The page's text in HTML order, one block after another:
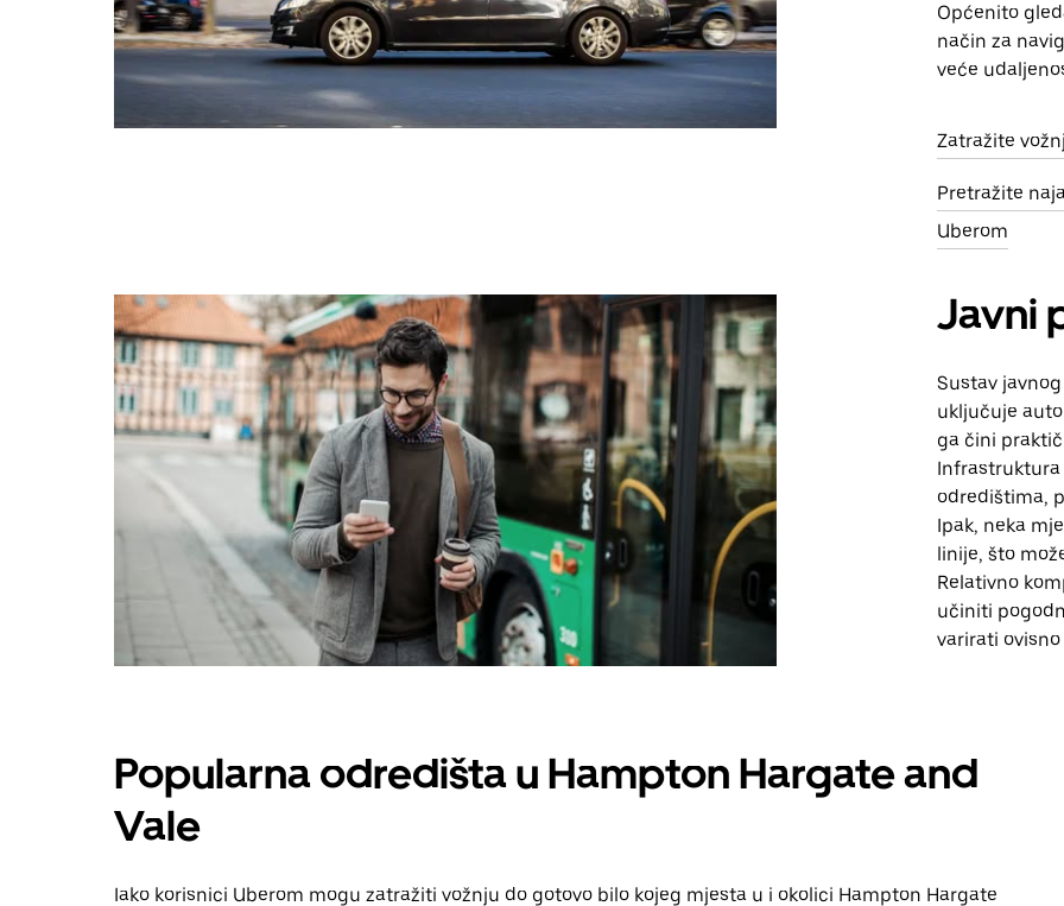
Općenito
način za
veće
Zatražite
Pretražite
Uberom
Javni
Sustav
uključuje
ga čini
odredištima,
Ipak, neka
linije, što
Relativno
učiniti
varirati
Popularna odredišta u Hampton Hargate and
Vale
Iako korisnici Uberom mogu zatražiti vožnju do gotovo bilo kojeg mjesta u i okolici Hampton Hargate